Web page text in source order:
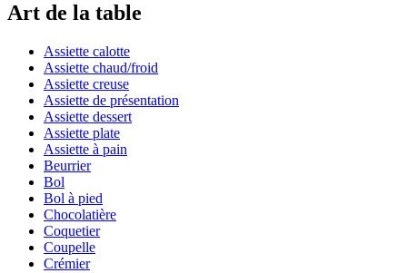
Art de la table
Assiette calotte
Assiette chaud/froid
Assiette creuse
Assiette de présentation
Assiette dessert
Assiette plate
Assiette à pain
Beurrier
Bol
Bol à pied
Chocolatière
Coquetier
Coupelle
Crémier